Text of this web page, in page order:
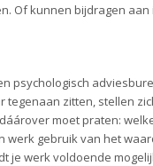
Of kunnen bijdragen
psychologisch
tegenaan zitten, stellen
moet praten:
werk gebruik van het
je werk voldoende